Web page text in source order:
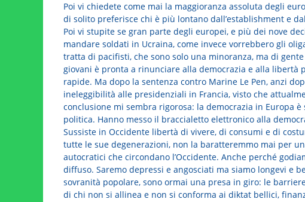
Poi vi chiedete come mai la maggioranza assoluta degli
di solito preferisce chi è più lontano dall’establishment e
Poi vi stupite se gran parte degli europei, e più dei nove
mandare soldati in Ucraina, come invece vorrebbero gli
tratta di pacifisti, che sono solo una minoranza, ma di
giovani è pronta a rinunciare alla democrazia e alla libertà
rapide. Ma dopo la sentenza contro Marine Le Pen, anzi
ineleggibilità alle presidenziali in Francia, visto che
conclusione mi sembra rigorosa: la democrazia in Europa
politica. Hanno messo il braccialetto elettronico alla
Sussiste in Occidente libertà di vivere, di consumi e di
tutte le sue degenerazioni, non la baratteremmo mai per
autocratici che circondano l’Occidente. Anche perché
diffuso. Saremo depressi e angosciati ma siamo longevi e
sovranità popolare, sono ormai una presa in giro: le
di chi non si allinea e non si conforma ai diktat bellici,